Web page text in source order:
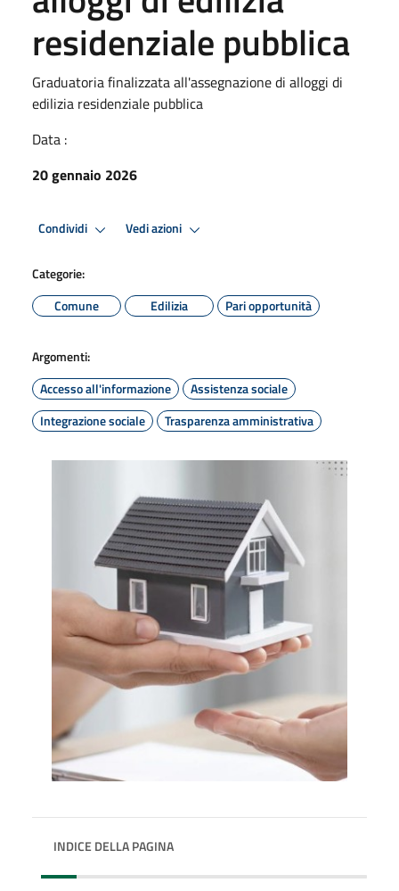
residenziale pubblica
Graduatoria finalizzata all'assegnazione di alloggi di
edilizia residenziale pubblica
Data :
20 gennaio 2026
Condividi Vedi azioni
Categorie:
Comune
Edilizia Pari opportunità
Argomenti:
Accesso all'informazione
Assistenza sociale
Integrazione sociale
Trasparenza amministrativa
INDICE DELLA PAGINA